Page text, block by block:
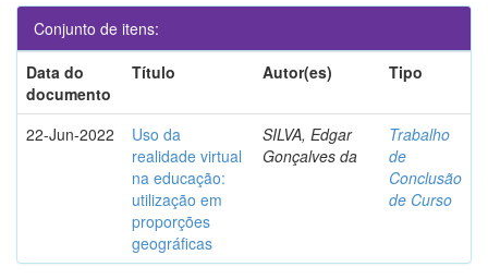
Conjunto de itens:
Data do
documento
Título Autor(es) Tipo
22-Jun-2022
Uso da
realidade virtual
na educação:
utilização em
proporções
geográficas
SILVA, Edgar
Gonçalves da
Trabalho
de
Conclusão
de Curso